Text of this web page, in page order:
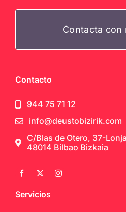
Contacta con
Contacto
944 75 71 12
info@deustobizirik.com
C/Blas de Otero, 37-
48014 Bilbao Bizkaia
Servicios